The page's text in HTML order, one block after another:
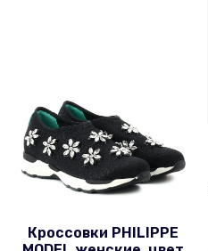
Кроссовки PHILIPPE